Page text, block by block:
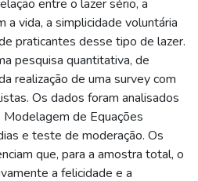
entre o lazer sério, a
a vida, a simplicidade voluntária
praticantes desse tipo de lazer.
pesquisa quantitativa, de
realização de uma survey com
Os dados foram analisados
de Equações
e teste de moderação. Os
que, para a amostra total, o
a felicidade e a